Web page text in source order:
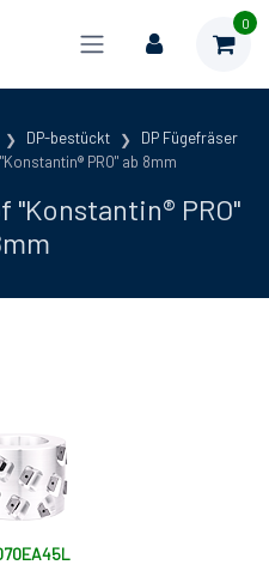
0
DP-bestückt
DP Fügefräser
PRO" ab 8mm
"Konstantin® PRO"